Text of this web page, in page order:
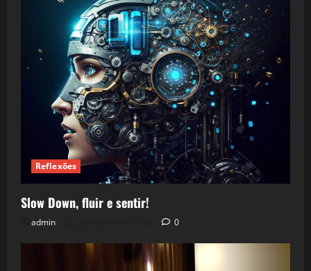
Reflexões
Slow Down, fluir e sentir!
admin 0